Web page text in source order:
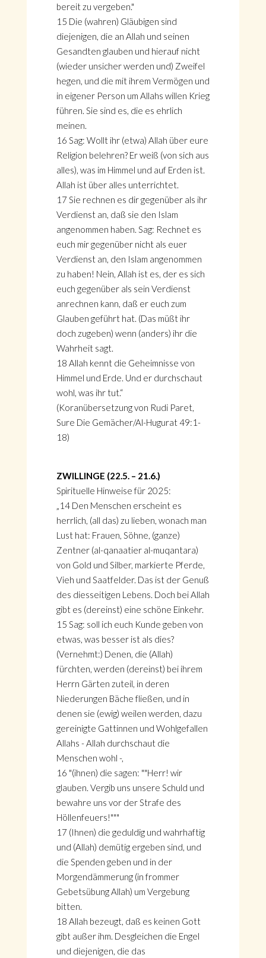
bereit zu vergeben."
15 Die (wahren) Gläubigen sind
diejenigen, die an Allah und seinen
Gesandten glauben und hierauf nicht
(wieder unsicher werden und) Zweifel
hegen, und die mit ihrem Vermögen und
in eigener Person um Allahs willen Krieg
führen. Sie sind es, die es ehrlich
meinen.
16 Sag: Wollt ihr (etwa) Allah über eure
Religion belehren? Er weiß (von sich aus
alles), was im Himmel und auf Erden ist.
Allah ist über alles unterrichtet.
17 Sie rechnen es dir gegenüber als ihr
Verdienst an, daß sie den Islam
angenommen haben. Sag: Rechnet es
euch mir gegenüber nicht als euer
Verdienst an, den Islam angenommen
zu haben! Nein, Allah ist es, der es sich
euch gegenüber als sein Verdienst
anrechnen kann, daß er euch zum
Glauben geführt hat. (Das müßt ihr
doch zugeben) wenn (anders) ihr die
Wahrheit sagt.
18 Allah kennt die Geheimnisse von
Himmel und Erde. Und er durchschaut
wohl, was ihr tut.“
(Koranübersetzung von Rudi Paret,
Sure Die Gemächer/Al-Hugurat 49:1-
18)
ZWILLINGE (22.5. – 21.6.)
Spirituelle Hinweise für 2025:
„14 Den Menschen erscheint es
herrlich, (all das) zu lieben, wonach man
Lust hat: Frauen, Söhne, (ganze)
Zentner (al-qanaatier al-muqantara)
von Gold und Silber, markierte Pferde,
Vieh und Saatfelder. Das ist der Genuß
des diesseitigen Lebens. Doch bei Allah
gibt es (dereinst) eine schöne Einkehr.
15 Sag: soll ich euch Kunde geben von
etwas, was besser ist als dies?
(Vernehmt:) Denen, die (Allah)
fürchten, werden (dereinst) bei ihrem
Herrn Gärten zuteil, in deren
Niederungen Bäche fließen, und in
denen sie (ewig) weilen werden, dazu
gereinigte Gattinnen und Wohlgefallen
Allahs - Allah durchschaut die
Menschen wohl -,
16 "(ihnen) die sagen: ""Herr! wir
glauben. Vergib uns unsere Schuld und
bewahre uns vor der Strafe des
Höllenfeuers!"""
17 (Ihnen) die geduldig und wahrhaftig
und (Allah) demütig ergeben sind, und
die Spenden geben und in der
Morgendämmerung (in frommer
Gebetsübung Allah) um Vergebung
bitten.
18 Allah bezeugt, daß es keinen Gott
gibt außer ihm. Desgleichen die Engel
und diejenigen, die das